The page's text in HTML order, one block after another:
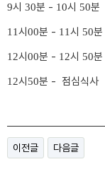
9시 30분 - 10시 50분
11시00분 - 11시 50
12시00분 - 12시 50
12시50분 - 점심식사
이전글 다음글